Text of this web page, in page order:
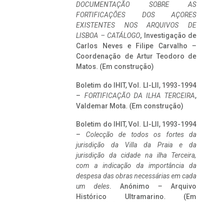
DOCUMENTAÇÃO SOBRE AS
FORTIFICAÇÕES DOS AÇORES
EXISTENTES NOS ARQUIVOS DE
LISBOA – CATÁLOGO, Investigação de
Carlos Neves e Filipe Carvalho –
Coordenação de Artur Teodoro de
Matos. (Em construção)
Boletim do IHIT, Vol. LI-LII, 1993-1994
– FORTIFICAÇÃO DA ILHA TERCEIRA,
Valdemar Mota. (Em construção)
Boletim do IHIT, Vol. LI-LII, 1993-1994
– Colecção de todos os fortes da
jurisdição da Villa da Praia e da
jurisdição da cidade na ilha Terceira,
com a indicação da importância da
despesa das obras necessárias em cada
um deles. Anónimo – Arquivo
Histórico Ultramarino. (Em